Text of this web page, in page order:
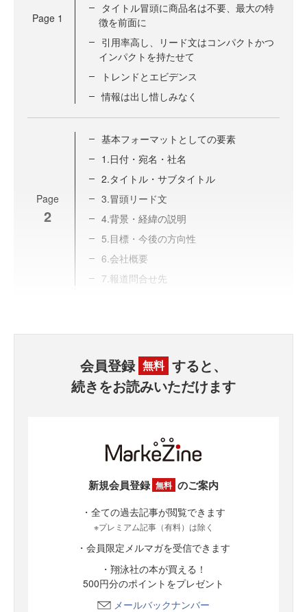
Page 1
タイトル冒頭に商品名は不要、最大の特
徴を前面に
引用率高し、リード文はコンパクトかつ
インパクトを持たせて
トレンドとエビデンス
情報は出し惜しみなく
Page
2
基本フォーマットとしての要素
1.日付・宛名・社名
2.タイトル・サブタイトル
3.冒頭リード文
4.背景・経緯の説明
5.目標・今後の方向性
6.会社概要
7.報道問合せ先
会員登録 無料 すると、
続きをお読みいただけます
新規会員登録 無料 のご案内
・全ての過去記事が閲覧できます
※プレミアム記事（有料）は除く
・会員限定メルマガを受信できます
・翔泳社の本が買える！
500円分のポイントをプレゼント
メールバックナンバー